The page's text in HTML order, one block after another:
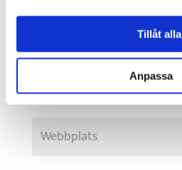
Tillåt alla
Anpassa